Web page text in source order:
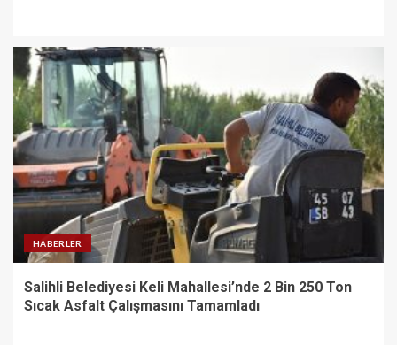
HABERLER
Salihli Belediyesi Keli Mahallesi’nde 2 Bin 250 Ton
Sıcak Asfalt Çalışmasını Tamamladı